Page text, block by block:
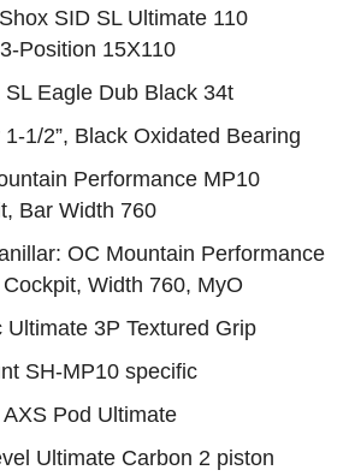
SID SL Ultimate 110
Position 15X110
Eagle Dub Black 34t
1/2”, Black Oxidated Bearing
Performance MP10
Bar Width 760
OC Mountain Performance
Width 760, MyO
Ultimate 3P Textured Grip
SH-MP10 specific
Pod Ultimate
Ultimate Carbon 2 piston